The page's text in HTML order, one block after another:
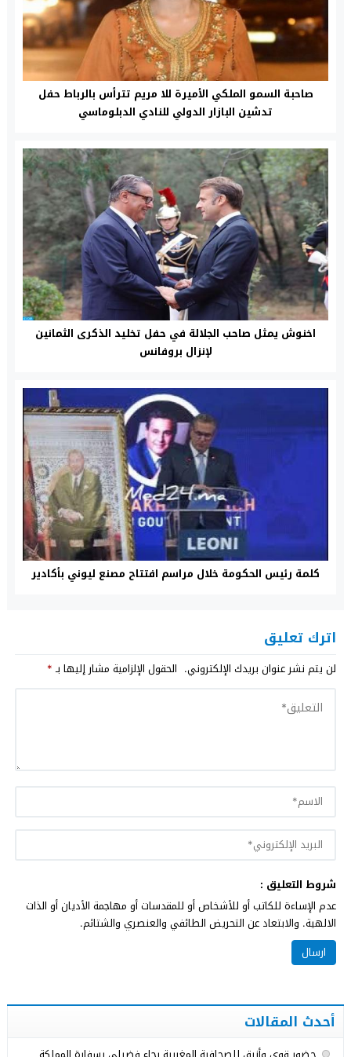
صاحبة السمو الملكي الأميرة للا مريم تترأس بالرباط حفل
تدشين البازار الدولي للنادي الدبلوماسي
اخنوش يمثل صاحب الجلالة في حفل تخليد الذكرى الثمانين
لإنزال بروفانس
كلمة رئيس الحكومة خلال مراسم افتتاح مصنع ليوني بأكادير
اترك تعليق
لن يتم نشر عنوان بريدك الإلكتروني. الحقول الإلزامية مشار إليها بـ*
شروط التعليق :
عدم الإساءة للكاتب أو للأشخاص أو للمقدسات أو مهاجمة الأديان أو الذات
الالهية. والابتعاد عن التحريض الطائفي والعنصري والشتائم.
أحدث المقالات